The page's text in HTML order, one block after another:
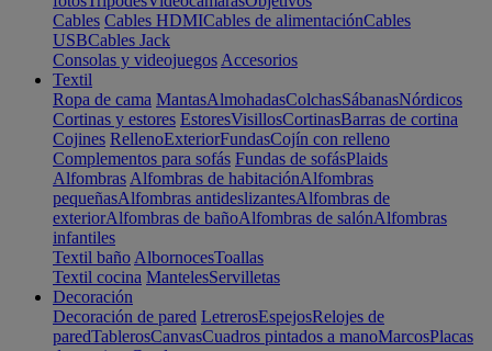
Cables Cables HDMICables de alimentaciónCables
USBCables Jack
Consolas y videojuegos Accesorios
Textil
Ropa de cama MantasAlmohadasColchasSábanasNórdicos
Cortinas y estores EstoresVisillosCortinasBarras de cortina
Cojines RellenoExteriorFundasCojín con relleno
Complementos para sofás Fundas de sofásPlaids
Alfombras Alfombras de habitaciónAlfombras
pequeñasAlfombras antideslizantesAlfombras de
exteriorAlfombras de bañoAlfombras de salónAlfombras
infantiles
Textil baño AlbornocesToallas
Textil cocina MantelesServilletas
Decoración
Decoración de pared LetrerosEspejosRelojes de
paredTablerosCanvasCuadros pintados a manoMarcosPlacas